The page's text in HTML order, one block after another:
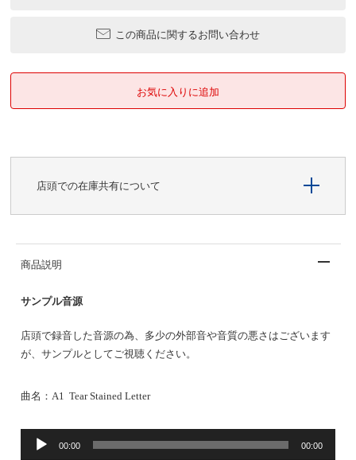
この商品に関するお問い合わせ
店頭での在庫共有について
商品説明
サンプル音源
店頭で録音した音源の為、多少の外部音や音質の悪さはございます
が、サンプルとしてご視聴ください。
曲名： A1 Tear Stained Letter
00:00 00:00